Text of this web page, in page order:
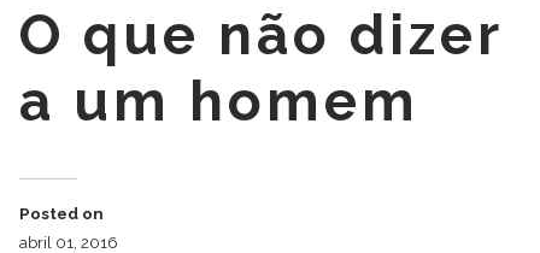
O que não dizer
a um homem
Posted on
abril 01, 2016